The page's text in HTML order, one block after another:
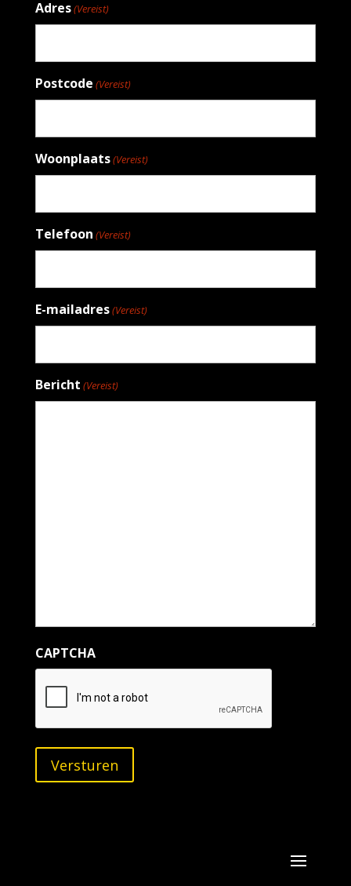
Adres(Vereist)
Postcode (Vereist)
Woonplaats(Vereist)
Telefoon (Vereist)
E-mailadres(Vereist)
Bericht (Vereist)
CAPTCHA